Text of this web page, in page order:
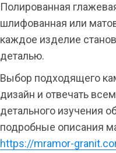
Полированная
шлифованная или
каждое изделие
деталью.
Выбор подходящего
дизайн и отвечать
детального изучения
подробные описания
https://mramor-